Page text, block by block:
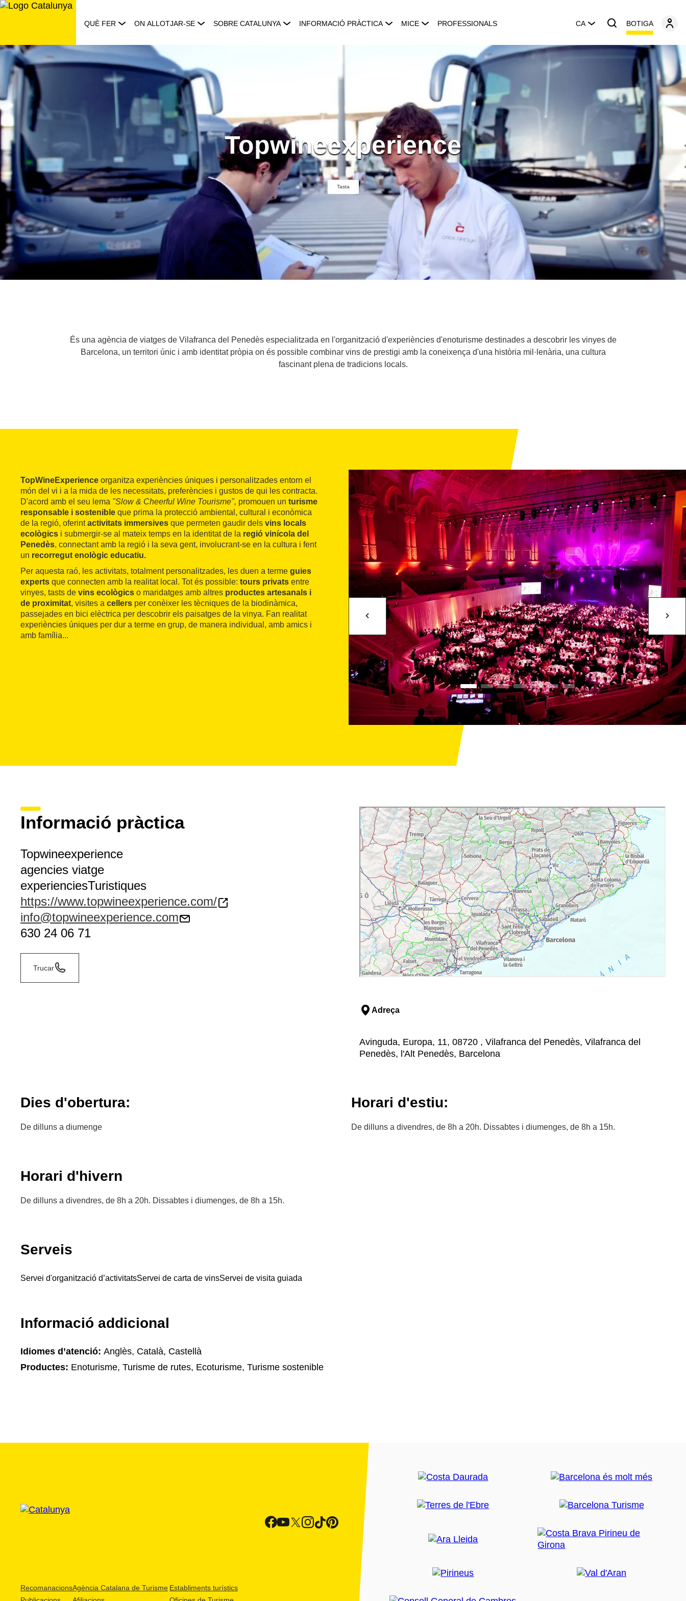
Saltar
QUÈ FER ON ALLOTJAR-SE SOBRE CATALUNYA INFORMACIÓ PRÀCTICA MICE PROFESSIONALS CA BOTIGA
Topwineexperience
Tasta
És una agència de viatges de Vilafranca del Penedès especialitzada en l'organització d'experiències d'enoturisme destinades a descobrir les vinyes de
Barcelona, un territori únic i amb identitat pròpia on és possible combinar vins de prestigi amb la coneixença d'una història mil·lenària, una cultura
fascinant plena de tradicions locals.
TopWineExperience organitza experiències úniques i personalitzades entorn el
món del vi i a la mida de les necessitats, preferències i gustos de qui les contracta.
D'acord amb el seu lema "Slow & Cheerful Wine Tourisme", promouen un turisme
responsable i sostenible que prima la protecció ambiental, cultural i econòmica
de la regió, oferintactivitats immersives que permeten gaudir dels vins locals
ecològics i submergir-se al mateix temps en la identitat de la regió vinícola del
Penedès, connectant amb la regió i la seva gent, involucrant-se en la cultura i fent
un recorregut enològic educatiu.
Per aquesta raó, les activitats, totalment personalitzades, les duen a terme guies
experts que connecten amb la realitat local. Tot és possible: tours privats entre
vinyes, tasts de vins ecològics o maridatges amb altres productes artesanals i
de proximitat, visites a cellers per conèixer les tècniques de la biodinàmica,
passejades en bici elèctrica per descobrir els paisatges de la vinya. Fan realitat
experiències úniques per dur a terme en grup, de manera individual, amb amics i
amb família...
Informació pràctica
Topwineexperience
agencies viatge
experienciesTuristiques
https://www.topwineexperience.com/
info@topwineexperience.com
630 24 06 71
Trucar
Adreça
Avinguda, Europa, 11, 08720 , Vilafranca del Penedès, Vilafranca del
Penedès, l'Alt Penedès, Barcelona
Dies d'obertura:
De dilluns a diumenge
Horari d'estiu:
De dilluns a divendres, de 8h a 20h. Dissabtes i diumenges, de 8h a 15h.
Horari d'hivern
De dilluns a divendres, de 8h a 20h. Dissabtes i diumenges, de 8h a 15h.
Serveis
Servei d'organització d’activitatsServei de carta de vinsServei de visita guiada
Informació addicional
Idiomes d’atenció: Anglès, Català, Castellà
Productes: Enoturisme, Turisme de rutes, Ecoturisme, Turisme sostenible
RecomanacionsAgència Catalana de Turisme Establiments turístics